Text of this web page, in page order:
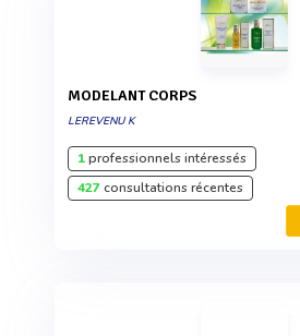
MODELANT CORPS
LEREVENU K
1professionnels intéressés
427consultations récentes